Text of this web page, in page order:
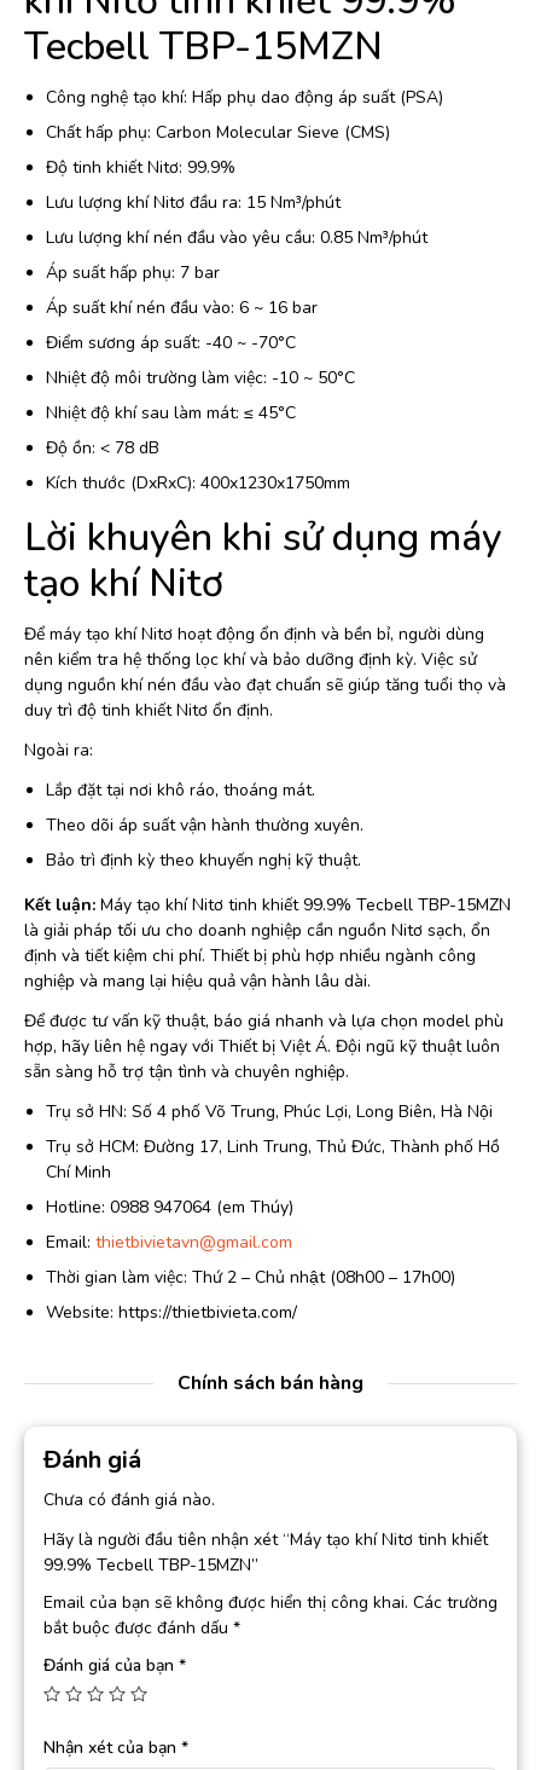
Tecbell TBP-15MZN
Công nghệ tạo khí: Hấp phụ dao động áp suất (PSA)
Chất hấp phụ: Carbon Molecular Sieve (CMS)
Độ tinh khiết Nitơ: 99.9%
Lưu lượng khí Nitơ đầu ra: 15 Nm³/phút
Lưu lượng khí nén đầu vào yêu cầu: 0.85 Nm³/phút
Áp suất hấp phụ: 7 bar
Áp suất khí nén đầu vào: 6 ~ 16 bar
Điểm sương áp suất: -40 ~ -70°C
Nhiệt độ môi trường làm việc: -10 ~ 50°C
Nhiệt độ khí sau làm mát: ≤ 45°C
Độ ồn: < 78 dB
Kích thước (DxRxC): 400x1230x1750mm
Lời khuyên khi sử dụng máy
tạo khí Nitơ
Để máy tạo khí Nitơ hoạt động ổn định và bền bỉ, người dùng
nên kiểm tra hệ thống lọc khí và bảo dưỡng định kỳ. Việc sử
dụng nguồn khí nén đầu vào đạt chuẩn sẽ giúp tăng tuổi thọ và
duy trì độ tinh khiết Nitơ ổn định.
Ngoài ra:
Lắp đặt tại nơi khô ráo, thoáng mát.
Theo dõi áp suất vận hành thường xuyên.
Bảo trì định kỳ theo khuyến nghị kỹ thuật.
Kết luận: Máy tạo khí Nitơ tinh khiết 99.9% Tecbell TBP-15MZN
là giải pháp tối ưu cho doanh nghiệp cần nguồn Nitơ sạch, ổn
định và tiết kiệm chi phí. Thiết bị phù hợp nhiều ngành công
nghiệp và mang lại hiệu quả vận hành lâu dài.
Để được tư vấn kỹ thuật, báo giá nhanh và lựa chọn model phù
hợp, hãy liên hệ ngay với Thiết bị Việt Á. Đội ngũ kỹ thuật luôn
sẵn sàng hỗ trợ tận tình và chuyên nghiệp.
Trụ sở HN: Số 4 phố Võ Trung, Phúc Lợi, Long Biên, Hà Nội
Trụ sở HCM: Đường 17, Linh Trung, Thủ Đức, Thành phố Hồ
Chí Minh
Hotline: 0988 947064 (em Thúy)
Email: thietbivietavn@gmail.com
Thời gian làm việc: Thứ 2 – Chủ nhật (08h00 – 17h00)
Website: https://thietbivieta.com/
Chính sách bán hàng
Đánh giá
Chưa có đánh giá nào.
Hãy là người đầu tiên nhận xét “Máy tạo khí Nitơ tinh khiết
99.9% Tecbell TBP-15MZN”
Email của bạn sẽ không được hiển thị công khai. Các trường
bắt buộc được đánh dấu *
Đánh giá của bạn *
Nhận xét của bạn *